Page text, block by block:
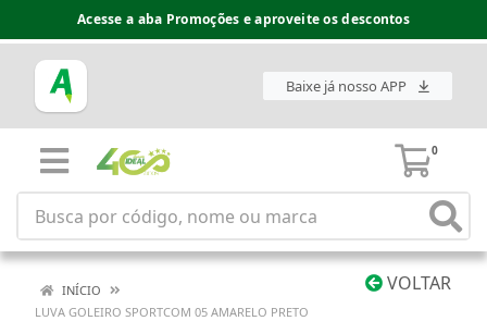
Acesse a aba Promoções e aproveite os descontos
Baixe já nosso APP
0
VOLTAR
INÍCIO
LUVA GOLEIRO SPORTCOM 05 AMARELO PRETO